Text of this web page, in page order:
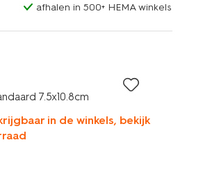
afhalen in 500+ HEMA winkels
7.5x10.8cm
in de winkels, bekijk